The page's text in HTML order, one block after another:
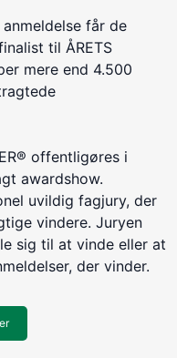
får de
til ÅRETS
mere end 4.500
offentligøres i
awardshow.
uvildig fagjury, der
vindere. Juryen
sig til at vinde eller at
der vinder.